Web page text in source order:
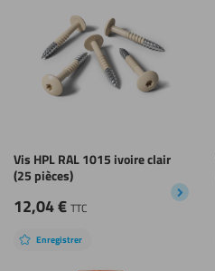
Vis HPL RAL 1015 ivoire clair
(25 pièces)
12,04€ TTC
Enregistrer